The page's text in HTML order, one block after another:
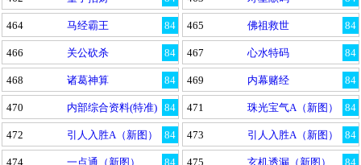
84
464 马经霸王 84
465 佛祖救世
84
466 关公砍杀 84
467 心水特码
84
468 诸葛神算 84
469 内幕赌经
84
470 内部综合资料(特准) 84
471 珠光宝气A（新图）
84
472 引人入胜A（新图） 84
473 引人入胜A（新图）
84
474 一点通（新图） 84
475 玄机透漏（新图）